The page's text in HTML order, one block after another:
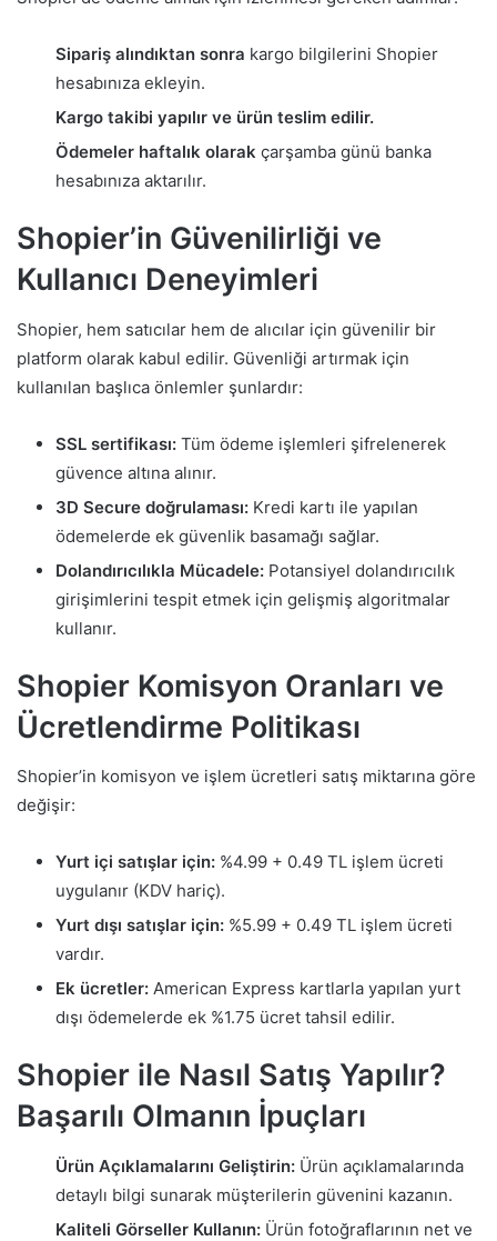
Sipariş alındıktan sonra kargo bilgilerini Shopier
hesabınıza ekleyin.
Kargo takibi yapılır ve ürün teslim edilir.
Ödemeler haftalık olarak çarşamba günü banka
hesabınıza aktarılır.
Shopier’in Güvenilirliği ve
Kullanıcı Deneyimleri
Shopier, hem satıcılar hem de alıcılar için güvenilir bir
platform olarak kabul edilir. Güvenliği artırmak için
kullanılan başlıca önlemler şunlardır:
SSL sertifikası: Tüm ödeme işlemleri şifrelenerek
güvence altına alınır.
3D Secure doğrulaması: Kredi kartı ile yapılan
ödemelerde ek güvenlik basamağı sağlar.
Dolandırıcılıkla Mücadele: Potansiyel dolandırıcılık
girişimlerini tespit etmek için gelişmiş algoritmalar
kullanır.
Shopier Komisyon Oranları ve
Ücretlendirme Politikası
Shopier’in komisyon ve işlem ücretleri satış miktarına göre
değişir:
Yurt içi satışlar için: %4.99 + 0.49 TL işlem ücreti
uygulanır (KDV hariç).
Yurt dışı satışlar için: %5.99 + 0.49 TL işlem ücreti
vardır.
Ek ücretler: American Express kartlarla yapılan yurt
dışı ödemelerde ek %1.75 ücret tahsil edilir.
Shopier ile Nasıl Satış Yapılır?
Başarılı Olmanın İpuçları
Ürün Açıklamalarını Geliştirin: Ürün açıklamalarında
detaylı bilgi sunarak müşterilerin güvenini kazanın.
Kaliteli Görseller Kullanın: Ürün fotoğraflarının net ve